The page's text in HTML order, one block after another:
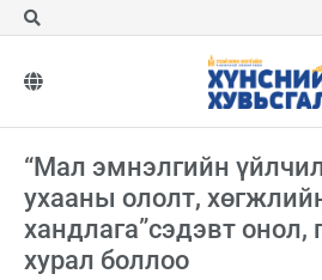
“Мал эмнэлгийн
ухааны ололт,
хандлага”сэдэвт онол,
хурал боллоо